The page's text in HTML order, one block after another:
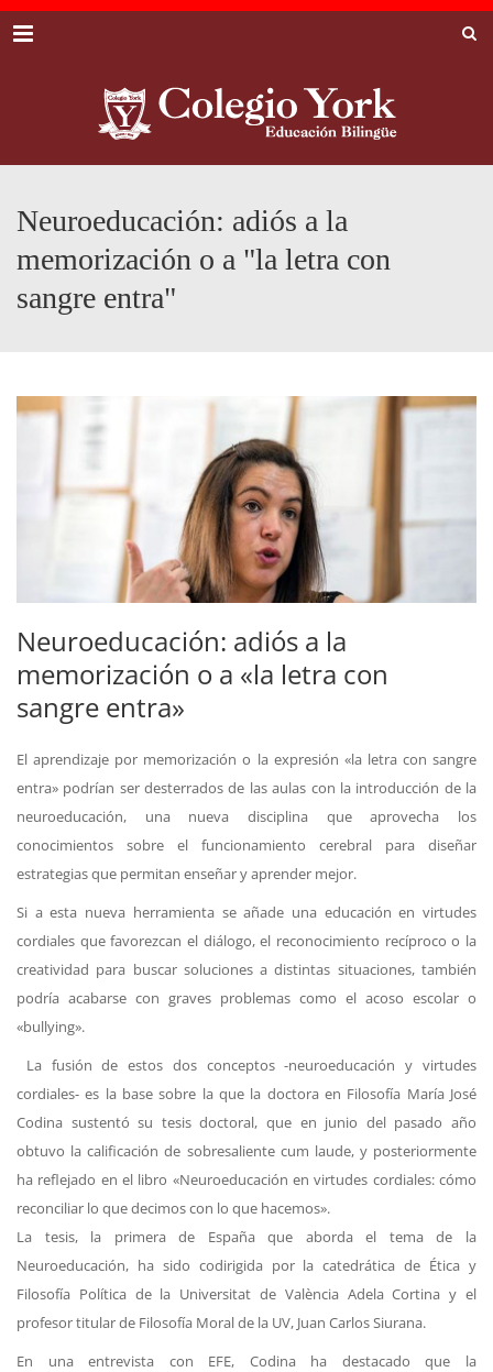
Menu
Neuroeducación: adiós a la
memorización o a "la letra con
sangre entra"
Neuroeducación: adiós a la
memorización o a «la letra con
sangre entra»
El aprendizaje por memorización o la expresión «la letra con sangre
entra» podrían ser desterrados de las aulas con la introducción de la
neuroeducación, una nueva disciplina que aprovecha los
conocimientos sobre el funcionamiento cerebral para diseñar
estrategias que permitan enseñar y aprender mejor.
Si a esta nueva herramienta se añade una educación en virtudes
cordiales que favorezcan el diálogo, el reconocimiento recíproco o la
creatividad para buscar soluciones a distintas situaciones, también
podría acabarse con graves problemas como el acoso escolar o
«bullying».
La fusión de estos dos conceptos -neuroeducación y virtudes
cordiales- es la base sobre la que la doctora en Filosofía María José
Codina sustentó su tesis doctoral, que en junio del pasado año
obtuvo la calificación de sobresaliente cum laude, y posteriormente
ha reflejado en el libro «Neuroeducación en virtudes cordiales: cómo
reconciliar lo que decimos con lo que hacemos».
La tesis, la primera de España que aborda el tema de la
Neuroeducación, ha sido codirigida por la catedrática de Ética y
Filosofía Política de la Universitat de València Adela Cortina y el
profesor titular de Filosofía Moral de la UV, Juan Carlos Siurana.
En una entrevista con EFE, Codina ha destacado que la